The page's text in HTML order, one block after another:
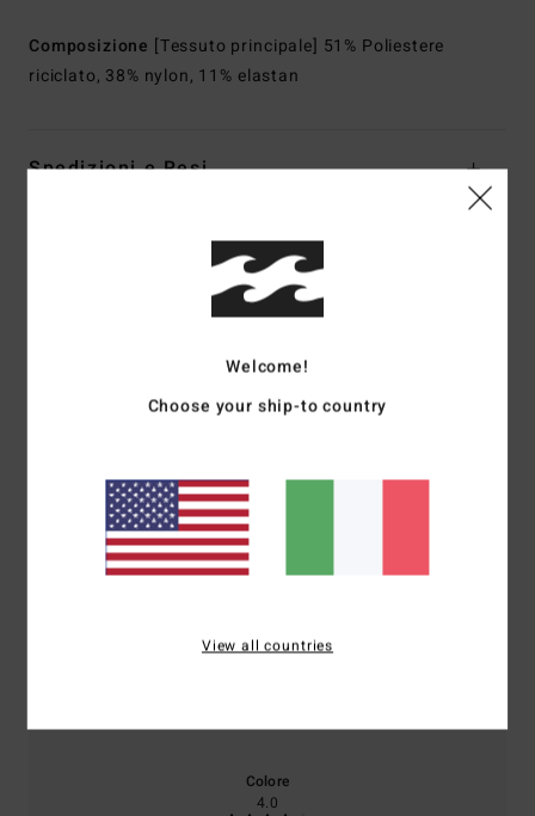
Composizione [Tessuto principale] 51% Poliestere
riciclato, 38% nylon, 11% elastan
Spedizioni e Resi
Recensioni dei clienti
Punteggio medio
5.0/5
basato su1 recensioni verificate
Il 100% dei nostri clienti consiglia questo prodotto
Comfort
Rapporto qualità-prezzo
Colore
4.0
Welcome!
Choose your ship-to country
View all countries